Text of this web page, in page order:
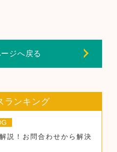
ジへ戻る
ランキング
説！お問合わせから解決